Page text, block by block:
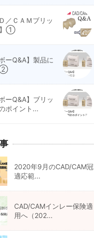
／ＣＡＭブリッ
】①
ーQ&A】製品に
②
ーQ&A】ブリッ
ポイント...
2020年9月のCAD/CAM冠
適応範...
CAD/CAMインレー保険適
用へ（202...